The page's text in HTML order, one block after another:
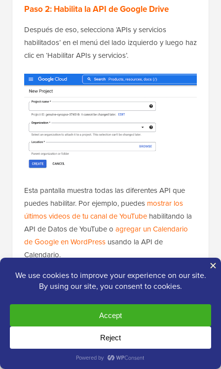
Paso 2: Habilita la API de Google Drive
Después de eso, selecciona ‘APIs y servicios
habilitados’ en el menú del lado izquierdo y luego haz
clic en ‘Habilitar APIs y servicios’.
Esta pantalla muestra todas las diferentes API que
puedes habilitar. Por ejemplo, puedes mostrar los
últimos videos de tu canal de YouTube habilitando la
API de Datos de YouTube o agregar un Calendario
de Google en WordPress usando la API de
Calendario.
Para conectar Google Drive a WordPress, desplázate
hasta la sección 'Google Workspace' y haz clic en
'Google Drive API'.